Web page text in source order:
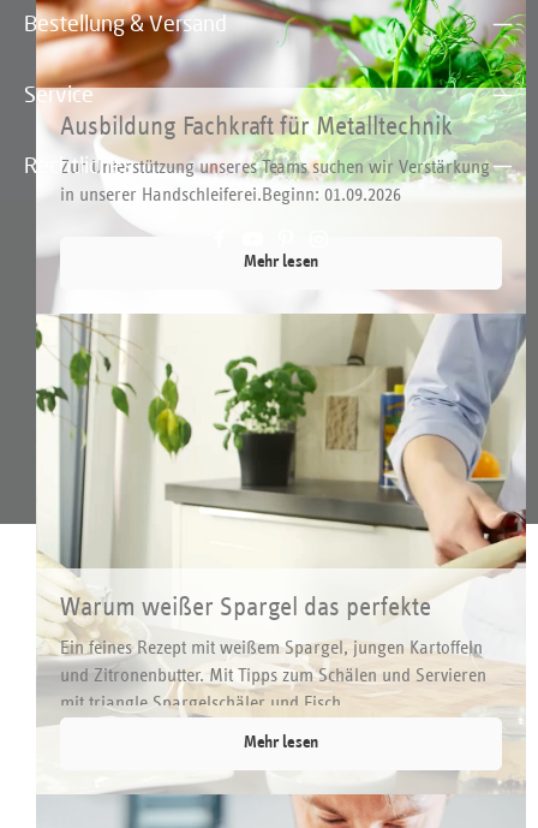
Ausbildung Fachkraft für Metalltechnik
(m/w/d) – Fachrichtung Montagetechnik
Zur Unterstützung unseres Teams suchen wir Verstärkung
in unserer Handschleiferei.Beginn: 01.09.2026
Mehr lesen
Warum weißer Spargel das perfekte
Frühlingsgemüse ist
Ein feines Rezept mit weißem Spargel, jungen Kartoffeln
und Zitronenbutter. Mit Tipps zum Schälen und Servieren
mit triangle Spargelschäler und Fisch...
Mehr lesen
Bestellung & Versand
Service
Rechtliches
© 2026 triangle-tools.de
Alle Preise inkl. gesetzl. Mehrwertsteuer zzgl.Versandkosten
und ggf.
Nachnahmegebühren, wenn nicht anders angegeben.